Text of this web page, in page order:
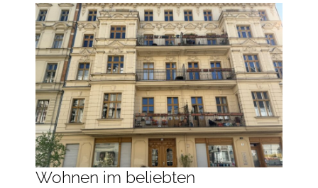
ZENTRALER
LAGE
***BALKON***WANNENBAD***
Wohnen im beliebten